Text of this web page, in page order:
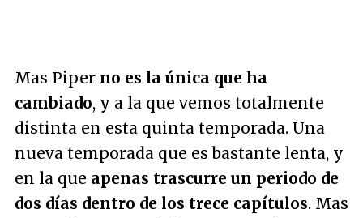
Mas Piper no es la única que ha
cambiado, y a la que vemos totalmente
distinta en esta quinta temporada. Una
nueva temporada que es bastante lenta, y
en la que apenas trascurre un periodo de
dos días dentro de los trece capítulos. Mas